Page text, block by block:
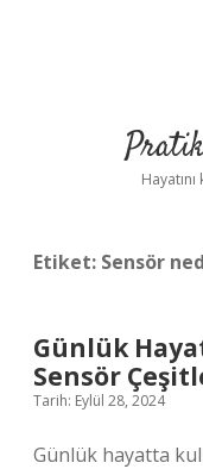
Etiket: Sensör
Günlük
Sensör
Tarih: Eylül 28, 2024
Günlük hayatta